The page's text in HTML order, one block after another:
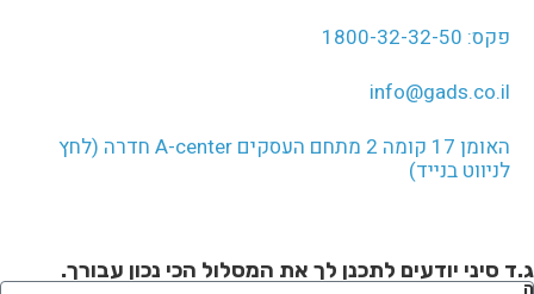
פקס: 1800-32-32-50
info@gads.co.il
האומן 17 קומה 2 מתחם העסקים A-center חדרה (לחץ
לניווט בנייד)
ג.ד סיני יודעים לתכנן לך את המסלול הכי נכון עבורך.
ה